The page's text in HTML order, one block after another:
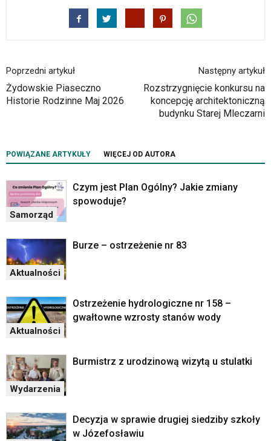
mogą
wyposażone
przyjęte
dla
danej
platformy.
Poprzedni artykuł
Żydowskie Piaseczno
Historie Rodzinne Maj 2026
Następny artykuł
Rozstrzygnięcie konkursu na
koncepcję architektoniczną
budynku Starej Mleczarni
POWIĄZANE ARTYKUŁY WIĘCEJ OD AUTORA
Samorząd
Czym jest Plan Ogólny? Jakie zmiany
spowoduje?
Aktualności
Burze – ostrzeżenie nr 83
Aktualności
Ostrzeżenie hydrologiczne nr 158 –
gwałtowne wzrosty stanów wody
Wydarzenia
Burmistrz z urodzinową wizytą u stulatki
Decyzja w sprawie drugiej siedziby szkoły
w Józefosławiu